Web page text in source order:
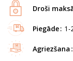
Droši
Piegāde 1-
Agriezšana